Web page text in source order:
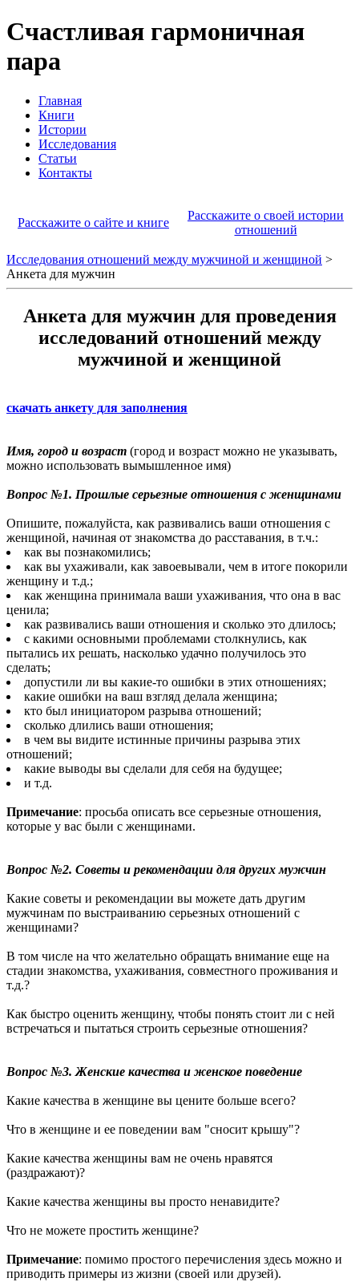
Счастливая гармоничная
пара
Главная
Книги
Истории
Исследования
Статьи
Контакты
Расскажите о сайте и книге
Расскажите о своей истории
отношений
Исследования отношений между мужчиной и женщиной >
Анкета для мужчин
Анкета для мужчин для проведения
исследований отношений между
мужчиной и женщиной
скачать анкету для заполнения
Имя, город и возраст (город и возраст можно не указывать,
можно использовать вымышленное имя)
Вопрос №1. Прошлые серьезные отношения с женщинами
Опишите, пожалуйста, как развивались ваши отношения с
женщиной, начиная от знакомства до расставания, в т.ч.:
как вы познакомились;
как вы ухаживали, как завоевывали, чем в итоге покорили
женщину и т.д.;
как женщина принимала ваши ухаживания, что она в вас
ценила;
как развивались ваши отношения и сколько это длилось;
с какими основными проблемами столкнулись, как
пытались их решать, насколько удачно получилось это
сделать;
допустили ли вы какие-то ошибки в этих отношениях;
какие ошибки на ваш взгляд делала женщина;
кто был инициатором разрыва отношений;
сколько длились ваши отношения;
в чем вы видите истинные причины разрыва этих
отношений;
какие выводы вы сделали для себя на будущее;
и т.д.
Примечание: просьба описать все серьезные отношения,
которые у вас были с женщинами.
Вопрос №2. Советы и рекомендации для других мужчин
Какие советы и рекомендации вы можете дать другим
мужчинам по выстраиванию серьезных отношений с
женщинами?
В том числе на что желательно обращать внимание еще на
стадии знакомства, ухаживания, совместного проживания и
т.д.?
Как быстро оценить женщину, чтобы понять стоит ли с ней
встречаться и пытаться строить серьезные отношения?
Вопрос №3. Женские качества и женское поведение
Какие качества в женщине вы цените больше всего?
Что в женщине и ее поведении вам "сносит крышу"?
Какие качества женщины вам не очень нравятся
(раздражают)?
Какие качества женщины вы просто ненавидите?
Что не можете простить женщине?
Примечание: помимо простого перечисления здесь можно и
приводить примеры из жизни (своей или друзей).